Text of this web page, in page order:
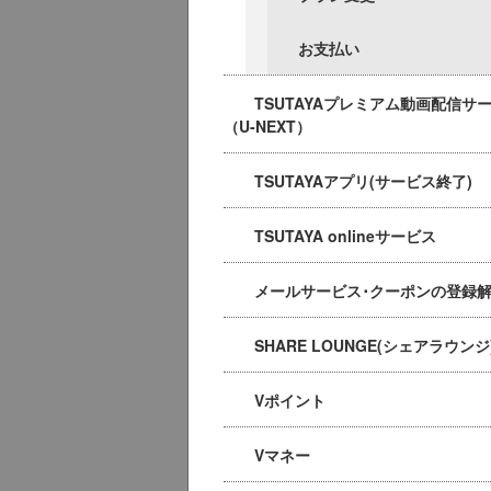
お支払い
TSUTAYAプレミアム動画配信サ
（U-NEXT）
TSUTAYAアプリ(サービス終了)
TSUTAYA onlineサービス
メールサービス･クーポンの登録
SHARE LOUNGE(シェアラウン
Vポイント
Vマネー